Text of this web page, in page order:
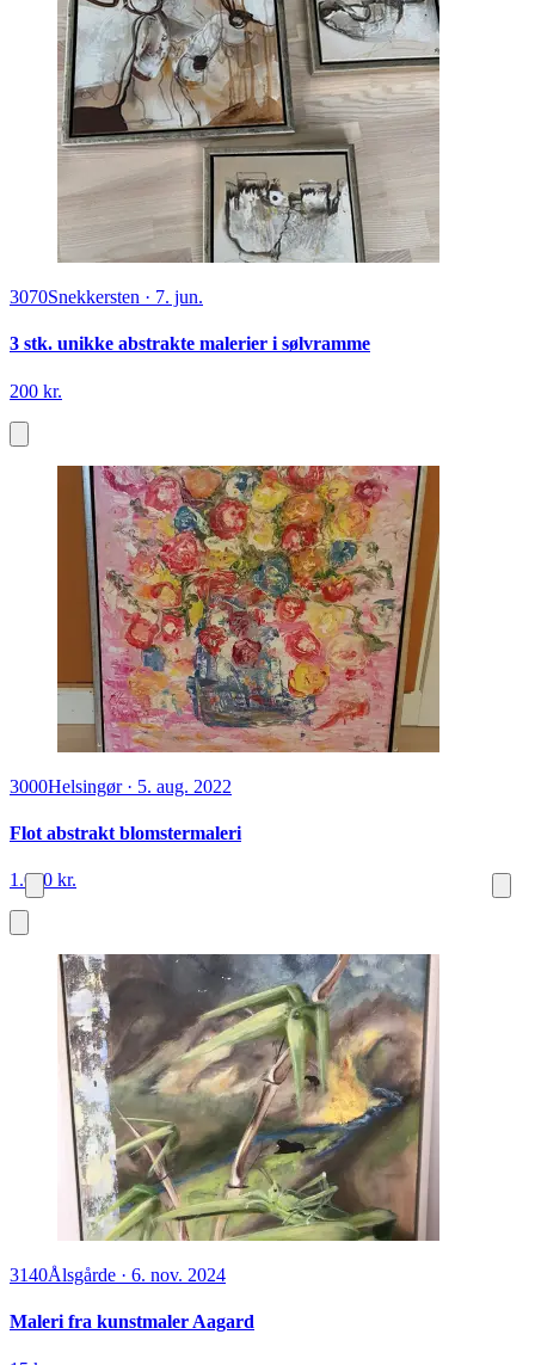
3070Snekkersten · 7. jun.
3 stk. unikke abstrakte malerier i sølvramme
200 kr.
3000Helsingør· 5. aug. 2022
Flot abstrakt blomstermaleri
1.000 kr.
3140Ålsgårde · 6. nov. 2024
Maleri fra kunstmaler Aagard